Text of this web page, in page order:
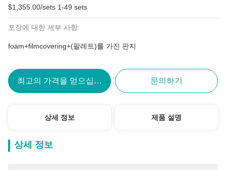
$1,355.00/sets 1-49 sets
포장에 대한 세부 사항:
foam+filmcovering+(팔레트)를 가진 판지
최고의 가격을 얻으십시오 문의하기
상세 정보 제품 설명
상세 정보